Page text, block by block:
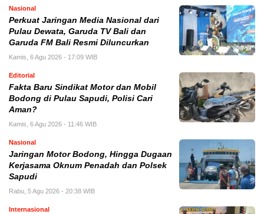
Nasional
Perkuat Jaringan Media Nasional dari
Pulau Dewata, Garuda TV Bali dan
Garuda FM Bali Resmi Diluncurkan
Kamis, 6 Agu 2026 - 17:09 WIB
Editorial
Fakta Baru Sindikat Motor dan Mobil
Bodong di Pulau Sapudi, Polisi Cari
Aman?
Kamis, 6 Agu 2026 - 11:46 WIB
Nasional
Jaringan Motor Bodong, Hingga Dugaan
Kerjasama Oknum Penadah dan Polsek
Sapudi
Rabu, 5 Agu 2026 - 20:38 WIB
Internasional